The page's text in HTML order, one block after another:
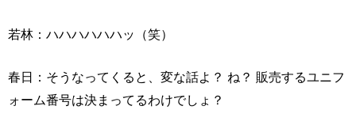
若林：ハハハハハハッ（笑）
春日：そうなってくると、変な話よ？ ね？ 販売するユニフ
ォーム番号は決まってるわけでしょ？